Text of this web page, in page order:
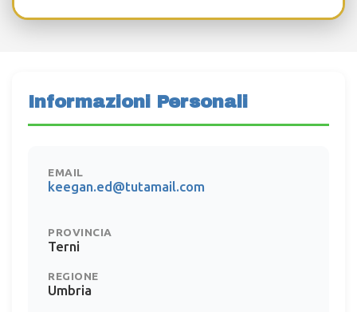
Informazioni Personali
EMAIL
keegan.ed@tutamail.com
PROVINCIA
Terni
REGIONE
Umbria